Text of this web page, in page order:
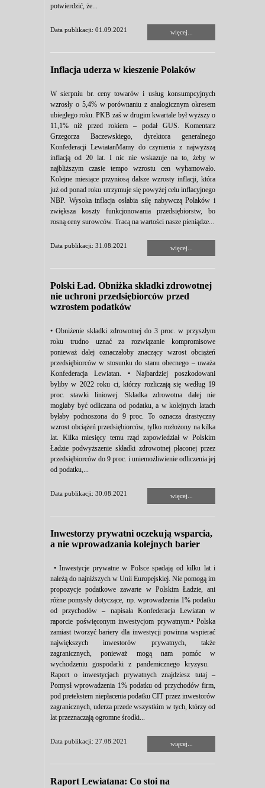
potwierdzić, że...
Data publikacji: 01.09.2021 więcej...
Inflacja uderza w kieszenie Polaków
W sierpniu br. ceny towarów i usług konsumpcyjnych
wzrosły o 5,4% w porównaniu z analogicznym okresem
ubiegłego roku. PKB zaś w drugim kwartale był wyższy o
11,1% niż przed rokiem – podał GUS. Komentarz
Grzegorza Baczewskiego, dyrektora generalnego
Konfederacji LewiatanMamy do czynienia z najwyższą
inflacją od 20 lat. I nic nie wskazuje na to, żeby w
najbliższym czasie tempo wzrostu cen wyhamowało.
Kolejne miesiące przyniosą dalsze wzrosty inflacji, która
już od ponad roku utrzymuje się powyżej celu inflacyjnego
NBP. Wysoka inflacja osłabia siłę nabywczą Polaków i
zwiększa koszty funkcjonowania przedsiębiorstw, bo
rosną ceny surowców. Tracą na wartości nasze pieniądze...
Data publikacji: 31.08.2021 więcej...
Polski Ład. Obniżka składki zdrowotnej
nie uchroni przedsiębiorców przed
wzrostem podatków
• Obniżenie składki zdrowotnej do 3 proc. w przyszłym
roku trudno uznać za rozwiązanie kompromisowe
ponieważ dalej oznaczałoby znaczący wzrost obciążeń
przedsiębiorców w stosunku do stanu obecnego – uważa
Konfederacja Lewiatan. • Najbardziej poszkodowani
byliby w 2022 roku ci, którzy rozliczają się według 19
proc. stawki liniowej. Składka zdrowotna dalej nie
mogłaby być odliczana od podatku, a w kolejnych latach
byłaby podnoszona do 9 proc. To oznacza drastyczny
wzrost obciążeń przedsiębiorców, tylko rozłożony na kilka
lat. Kilka miesięcy temu rząd zapowiedział w Polskim
Ładzie podwyższenie składki zdrowotnej płaconej przez
przedsiębiorców do 9 proc. i uniemożliwienie odliczenia jej
od podatku,...
Data publikacji: 30.08.2021 więcej...
Inwestorzy prywatni oczekują wsparcia,
a nie wprowadzania kolejnych barier
• Inwestycje prywatne w Polsce spadają od kilku lat i
należą do najniższych w Unii Europejskiej. Nie pomogą im
propozycje podatkowe zawarte w Polskim Ładzie, ani
różne pomysły dotyczące, np. wprowadzenia 1% podatku
od przychodów – napisała Konfederacja Lewiatan w
raporcie poświęconym inwestycjom prywatnym.• Polska
zamiast tworzyć bariery dla inwestycji powinna wspierać
największych inwestorów prywatnych, także
zagranicznych, ponieważ mogą nam pomóc w
wychodzeniu gospodarki z pandemicznego kryzysu.
Raport o inwestycjach prywatnych znajdziesz tutaj –
Pomysł wprowadzenia 1% podatku od przychodów firm,
pod pretekstem niepłacenia podatku CIT przez inwestorów
zagranicznych, uderza przede wszystkim w tych, którzy od
lat przeznaczają ogromne środki...
Data publikacji: 27.08.2021 więcej...
Raport Lewiatana: Co stoi na